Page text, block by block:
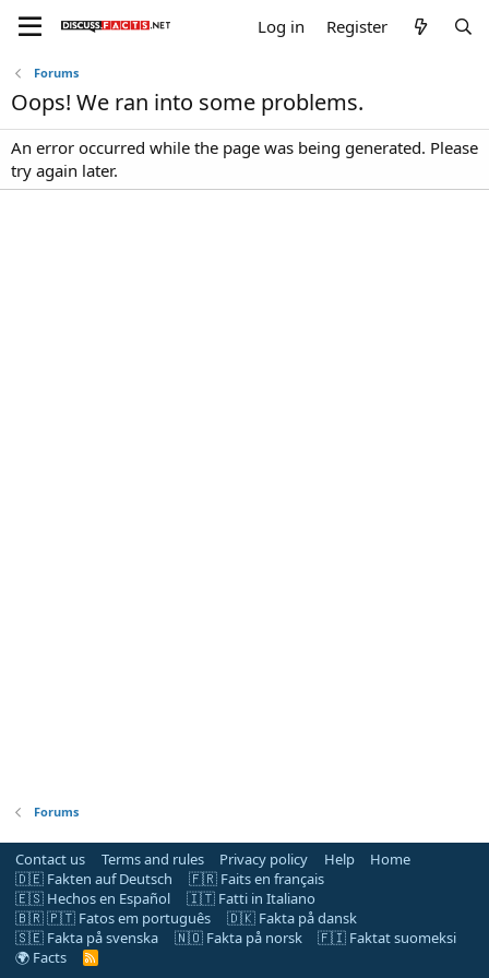
Log in Register
Forums
Oops! We ran into some problems.
An error occurred while the page was being generated. Please
try again later.
Forums
Contact us Terms and rules Privacy policy Help
Home
🇩🇪 Fakten auf Deutsch
🇫🇷 Faits en français
🇪🇸 Hechos en Español
🇮🇹 Fatti in Italiano
🇧🇷 🇵🇹 Fatos em português
🇩🇰 Fakta på dansk
🇸🇪 Fakta på svenska
🇳🇴 Fakta på norsk
🇫🇮 Faktat suomeksi
🌍 Facts
R